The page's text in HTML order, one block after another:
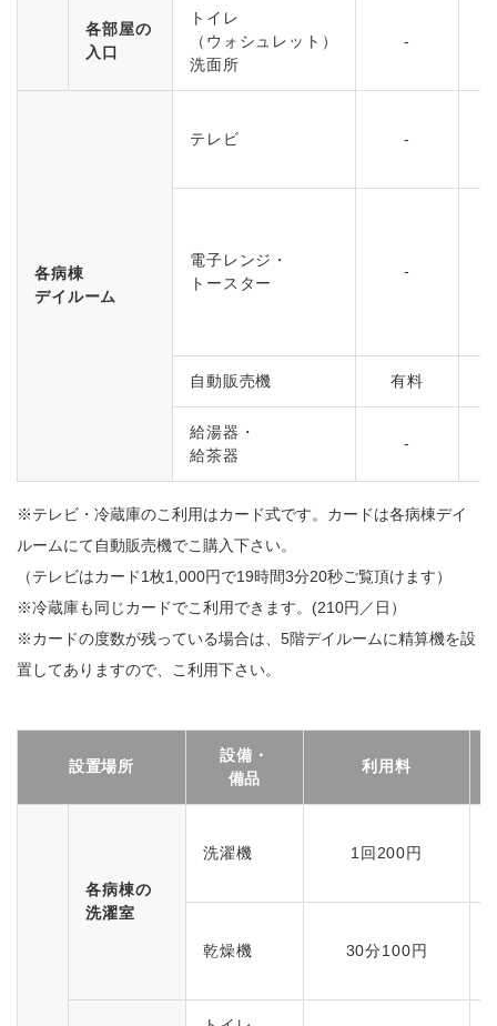
各部屋の
入口
トイレ
（ウォシュレット）
洗面所
-
各病棟
デイルーム
テレビ -
電子レンジ・
トースター
-
自動販売機 有料
給湯器・
給茶器
-
※テレビ・冷蔵庫のこ利用はカード式です。カードは各病棟デイ
ルームにて自動販売機でこ購入下さい。
（テレビはカード1枚1,000円で19時間3分20秒ご覧頂けます）
※冷蔵庫も同じカードでこ利用できます。(210円／日）
※カードの度数が残っている場合は、5階デイルームに精算機を設
置してありますので、こ利用下さい。
設置場所
設備・
備品
利用料
各病棟の
洗濯室
洗濯機 1回200円
乾燥機 30分100円